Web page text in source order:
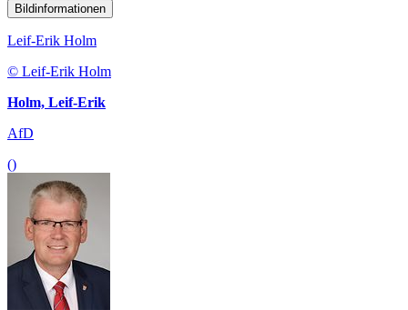
Bildinformationen
Leif-Erik Holm
© Leif-Erik Holm
Holm, Leif-Erik
AfD
()